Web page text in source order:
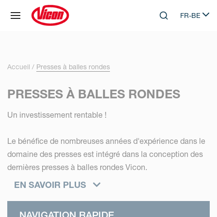
Skip to main content
SearchFR-BE
Select
Accueil Presses à balles rondes
PRESSES À BALLES RONDES
Un investissement rentable !
Le bénéfice de nombreuses années d'expérience dans le
domaine des presses est intégré dans la conception des
dernières presses à balles rondes Vicon.
EN SAVOIR PLUS
Panneau de gestion des cookies